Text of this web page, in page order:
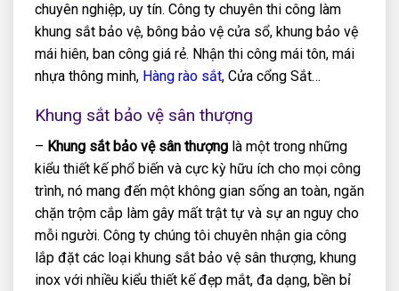
chuyên nghiệp, uy tín. Công ty chuyên thi công làm
khung sắt bảo vệ, bông bảo vệ cửa sổ, khung bảo vệ
mái hiên, ban công giá rẻ. Nhận thi công mái tôn, mái
nhựa thông minh, Hàng rào sắt, Cửa cổng Sắt…
Khung sắt bảo vệ sân thượng
– Khung sắt bảo vệ sân thượng là một trong những
kiểu thiết kế phổ biến và cực kỳ hữu ích cho mọi công
trình, nó mang đến một không gian sống an toàn, ngăn
chặn trộm cắp làm gây mất trật tự và sự an nguy cho
mỗi người. Công ty chúng tôi chuyên nhận gia công
lắp đặt các loại khung sắt bảo vệ sân thượng, khung
inox với nhiều kiểu thiết kế đẹp mắt, đa dạng, bền bỉ